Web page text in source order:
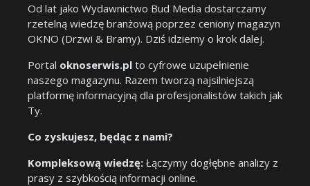
Od lat jako Wydawnictwo Bud Media dostarczamy
rzetelną wiedzę branżową poprzez ceniony magazyn
OKNO (Drzwi & Bramy). Dziś idziemy o krok dalej.
Portal oknoserwis.pl to cyfrowe uzupełnienie
naszego magazynu. Razem tworzą najsilniejszą
platformę informacyjną dla profesjonalistów takich jak
Ty.
Co zyskujesz, będąc z nami?
Kompleksową wiedzę: Łączymy dogłębne analizy z
prasy z szybkością informacji online.